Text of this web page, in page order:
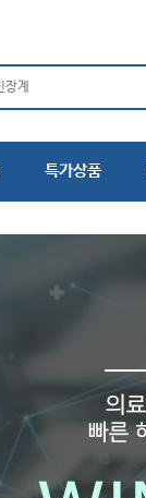
특가상품